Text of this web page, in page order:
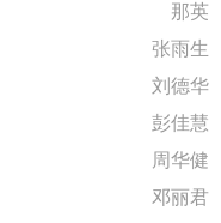
那英
张雨生
刘德华
彭佳慧
周华健
邓丽君